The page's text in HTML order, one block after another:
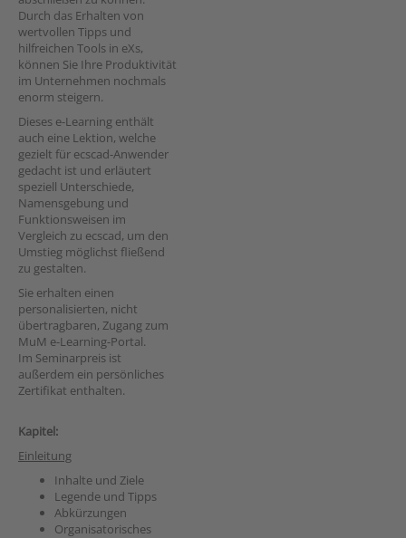
Durch das Erhalten von
wertvollen Tipps und
hilfreichen Tools in eXs,
können Sie Ihre Produktivität
im Unternehmen nochmals
enorm steigern.
Dieses e-Learning enthält
auch eine Lektion, welche
gezielt für ecscad-Anwender
gedacht ist und erläutert
speziell Unterschiede,
Namensgebung und
Funktionsweisen im
Vergleich zu ecscad, um den
Umstieg möglichst fließend
zu gestalten.
Sie erhalten einen
personalisierten, nicht
übertragbaren, Zugang zum
MuM e-Learning-Portal.
Im Seminarpreis ist
außerdem ein persönliches
Zertifikat enthalten.
Kapitel:
Einleitung
Inhalte und Ziele
Legende und Tipps
Abkürzungen
Organisatorisches